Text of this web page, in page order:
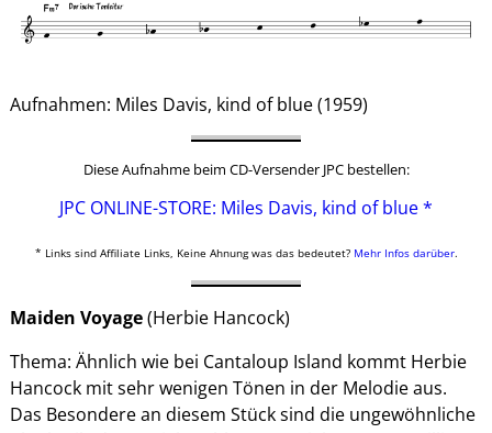
Aufnahmen: Miles Davis, kind of blue (1959)
Diese Aufnahme beim CD-Versender JPC bestellen:
JPC ONLINE-STORE: Miles Davis, kind of blue *
* Links sind Affiliate Links, Keine Ahnung was das bedeutet? Mehr Infos darüber.
Maiden Voyage(Herbie Hancock)
Thema: Ähnlich wie bei Cantaloup Island kommt Herbie
Hancock mit sehr wenigen Tönen in der Melodie aus.
Das Besondere an diesem Stück sind die ungewöhnliche